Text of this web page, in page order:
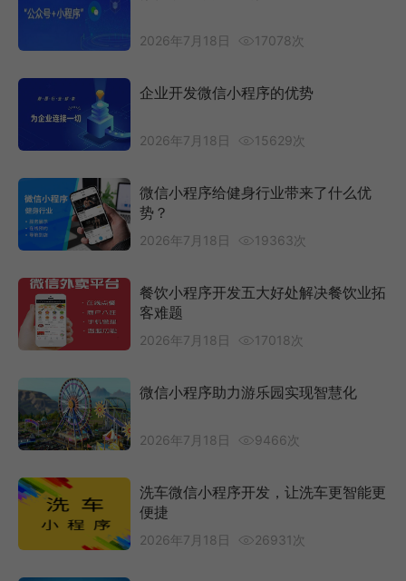
2026年7月18日 17078次
企业开发微信小程序的优势
2026年7月18日 15629次
微信小程序给健身行业带来了什么优
势？
2026年7月18日 19363次
餐饮小程序开发五大好处解决餐饮业拓
客难题
2026年7月18日 17018次
微信小程序助力游乐园实现智慧化
2026年7月18日 9466次
洗车微信小程序开发，让洗车更智能更
便捷
2026年7月18日 26931次